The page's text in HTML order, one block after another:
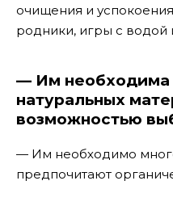
очищения и
родники, игры с водой
— Им необходима
натуральных
возможностью
— Им необходимо
предпочитают